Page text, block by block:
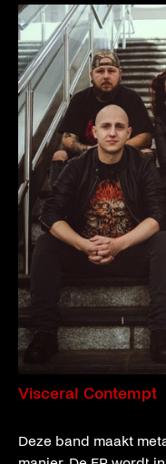
Visceral Contempt
Deze band maakt